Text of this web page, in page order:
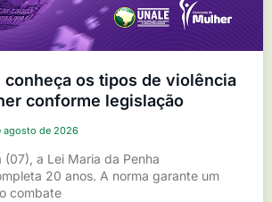
conheça os tipos de violência
conforme legislação
agosto de 2026
a Lei Maria da Penha
20 anos. A norma garante um
combate